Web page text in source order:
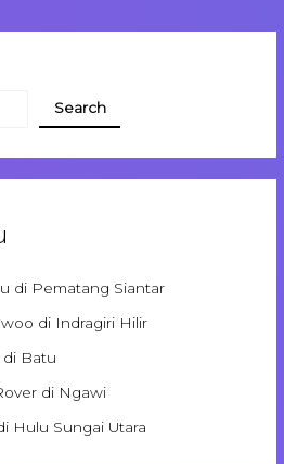
Search
di Pematang Siantar
di Indragiri Hilir
di Batu
di Ngawi
Hulu Sungai Utara